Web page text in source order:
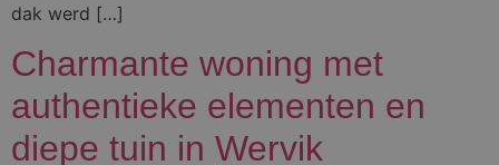
dak werd […]
Charmante woning met
authentieke elementen en
diepe tuin in Wervik